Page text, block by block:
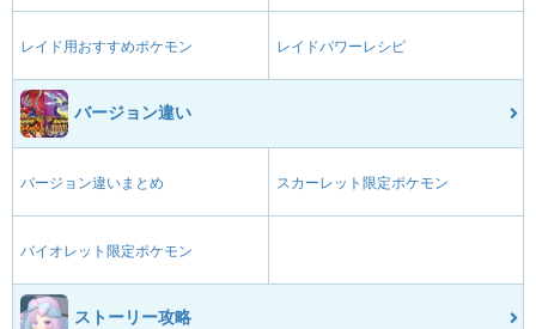
レイド用おすすめポケモン レイドパワーレシピ
バージョン違い
バージョン違いまとめ スカーレット限定ポケモン
バイオレット限定ポケモン
ストーリー攻略